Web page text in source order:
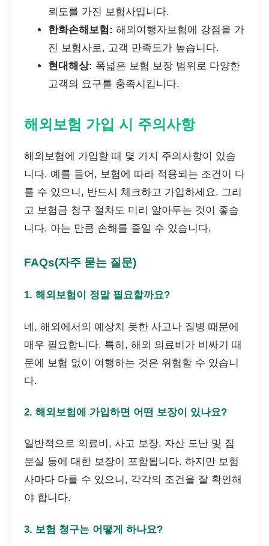
뢰도를 가진 보험사입니다.
한화손해보험: 해외여행자보험에 강점을 가
진 보험사로, 고객 만족도가 높습니다.
현대해상: 폭넓은 보험 보장 범위로 다양한
고객의 요구를 충족시킵니다.
해외보험 가입 시 주의사항
해외보험에 가입할 때 몇 가지 주의사항이 있습
니다. 예를 들어, 보험에 따라 적용되는 조건이 다
를 수 있으니, 반드시 체크하고 가입하세요. 그리
고 보험금 청구 절차도 미리 알아두는 것이 좋습
니다. 아는 만큼 손해를 줄일 수 있습니다.
FAQs(자주 묻는 질문)
1. 해외보험이 정말 필요할까요?
네, 해외에서의 예상치 못한 사고나 질병 때문에
매우 필요합니다. 특히, 해외 의료비가 비싸기 때
문에 보험 없이 여행하는 것은 위험할 수 있습니
다.
2. 해외보험에 가입하면 어떤 보장이 있나요?
일반적으로 의료비, 사고 보장, 자산 도난 및 짐
분실 등에 대한 보장이 포함됩니다. 하지만 보험
사마다 다를 수 있으니, 각각의 조건을 잘 확인해
야 합니다.
3. 보험 청구는 어떻게 하나요?